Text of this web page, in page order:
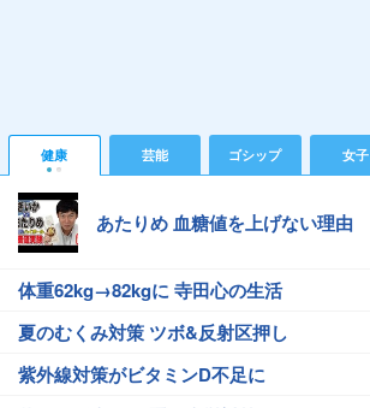
健康 芸能 ゴシップ 女子
あたりめ 血糖値を上げない理由
体重62kg→82kgに 寺田心の生活
夏のむくみ対策 ツボ&反射区押し
紫外線対策がビタミンD不足に